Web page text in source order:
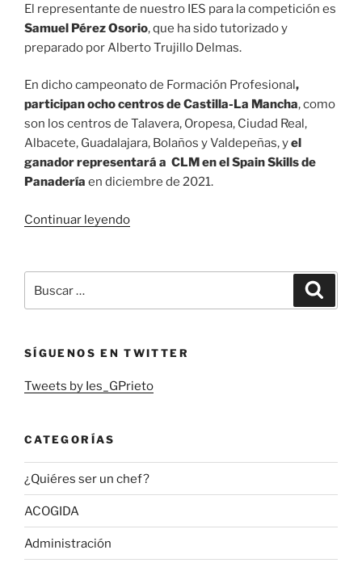
El representante de nuestro IES para la competición es
Samuel Pérez Osorio, que ha sido tutorizado y
preparado por Alberto Trujillo Delmas.
En dicho campeonato de Formación Profesional,
participan ocho centros de Castilla-La Mancha, como
son los centros de Talavera, Oropesa, Ciudad Real,
Albacete, Guadalajara, Bolaños y Valdepeñas, yel
ganador representará a CLM en el Spain Skills de
Panadería en diciembre de 2021.
Continuar leyendo«NUESTRO
EL
DE
EL
DE
por:
SÍGUENOS EN TWITTER
Tweets by Ies_GPrieto
CATEGORÍAS
¿Quiéres ser un chef?
ACOGIDA
Administración